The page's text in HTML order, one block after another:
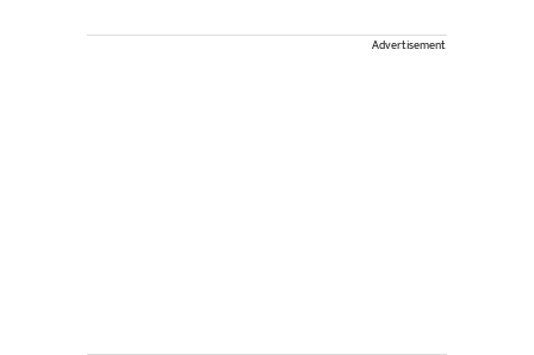
Advertisement